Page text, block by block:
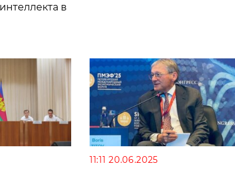
в
11:11 20.06.2025